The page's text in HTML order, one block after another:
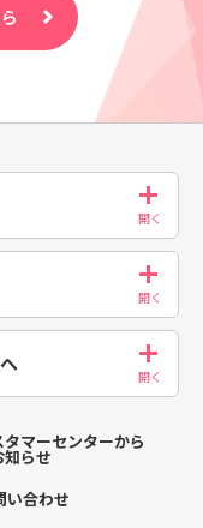
タマーセンターから
知らせ
い合わせ